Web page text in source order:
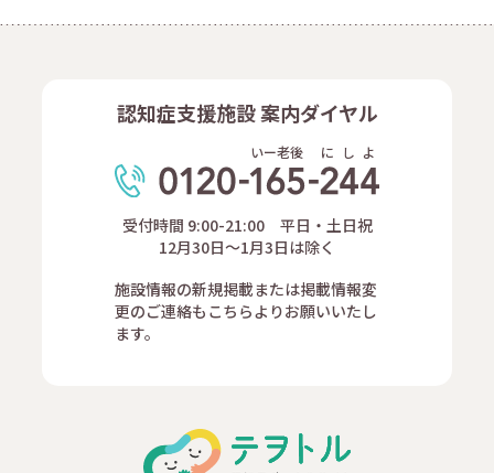
認知症支援施設 案内ダイヤル
いー老後 に し よ
受付時間 9:00-21:00 平日・土日祝
12月30日～1月3日は除く
施設情報の新規掲載または掲載情報変
更のご連絡もこちらよりお願いいたし
ます。